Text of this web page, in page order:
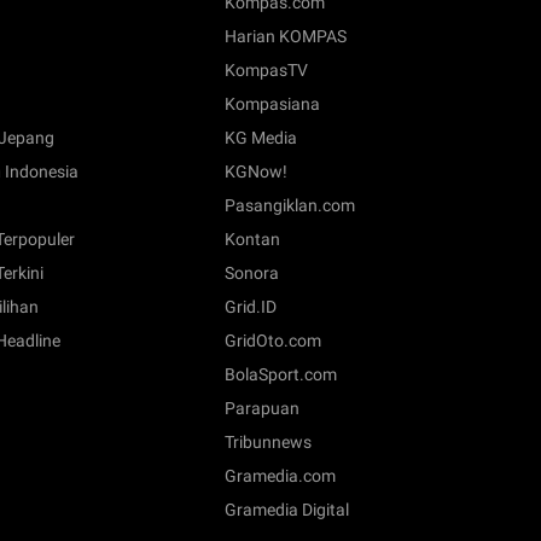
Indonesia
Harian KOMPAS
KompasTV
Kompasiana
KG Media
KGNow!
Pasangiklan.com
Kontan
Sonora
Grid.ID
GridOto.com
BolaSport.com
Parapuan
Tribunnews
Gramedia.com
Gramedia Digital